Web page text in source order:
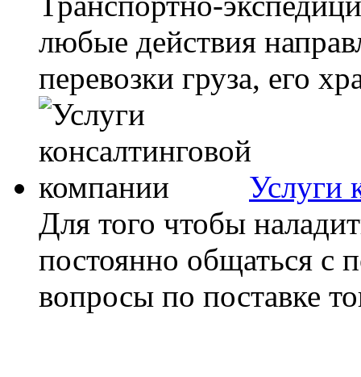
любые действия
перевозки груза, его
Услуги
Для того чтобы
постоянно общаться с
вопросы по поставке